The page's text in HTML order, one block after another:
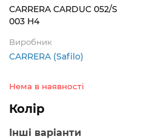
CARRERA CARDUC 052/S
003 H4
Виробник
CARRERA (Safilo)
Нема в наявності
Колір
Інші варіанти